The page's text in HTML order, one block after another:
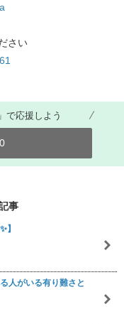
さい
で応援しよう
0
事
】
人がいる有り難さと